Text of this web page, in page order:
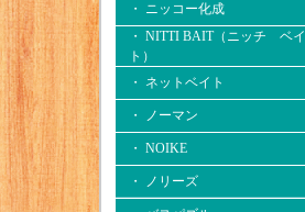
・ ニッコー化成
・ NITTI BAIT（ニッチ ベイ
ト）
・ ネットベイト
・ ノーマン
・ NOIKE
・ ノリーズ